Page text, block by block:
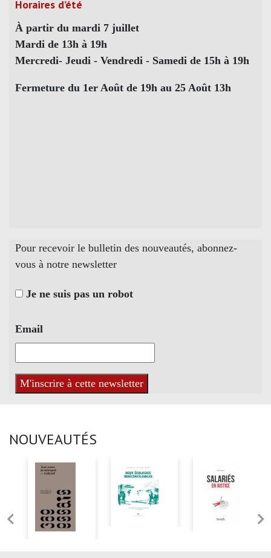
Horaires d’été
À partir du mardi 7 juillet
Mardi de 13h à 19h
Mercredi- Jeudi - Vendredi - Samedi de 15h à 19h
Fermeture du 1er Août de 19h au 25 Août 13h
Pour recevoir le bulletin des nouveautés, abonnez-
vous à notre newsletter
Je ne suis pas un robot
Email
NOUVEAUTÉS